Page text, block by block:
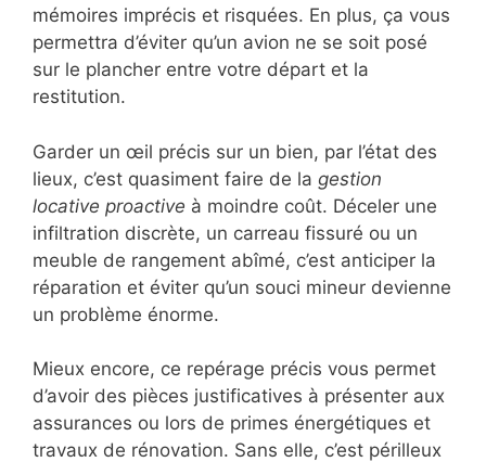
mémoires imprécis et risquées. En plus, ça vous
permettra d’éviter qu’un avion ne se soit posé
sur le plancher entre votre départ et la
restitution.
Garder un œil précis sur un bien, par l’état des
lieux, c’est quasiment faire de la gestion
locative proactive à moindre coût. Déceler une
infiltration discrète, un carreau fissuré ou un
meuble de rangement abîmé, c’est anticiper la
réparation et éviter qu’un souci mineur devienne
un problème énorme.
Mieux encore, ce repérage précis vous permet
d’avoir des pièces justificatives à présenter aux
assurances ou lors de primes énergétiques et
travaux de rénovation. Sans elle, c’est périlleux